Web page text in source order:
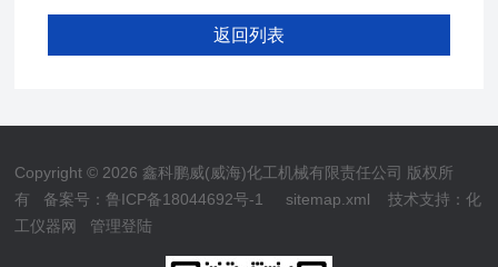
返回列表
Copyright © 2026 鑫科鹏威(威海)化工机械有限责任公司 版权所
有 备案号：鲁ICP备18044692号-1 sitemap.xml 技术支持：化
工仪器网
管理登陆